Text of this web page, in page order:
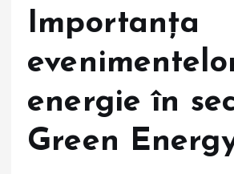
Importanța
energie în
Green